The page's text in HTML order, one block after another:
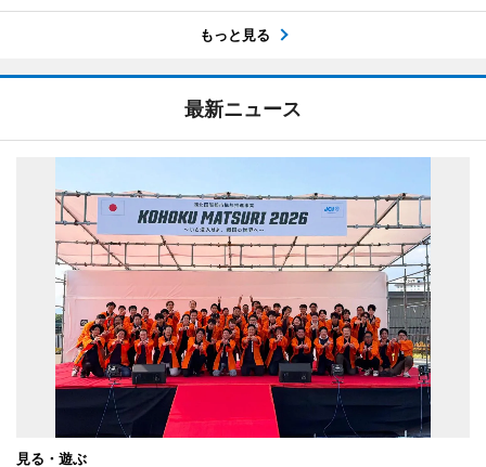
もっと見る
最新ニュース
見る・遊ぶ